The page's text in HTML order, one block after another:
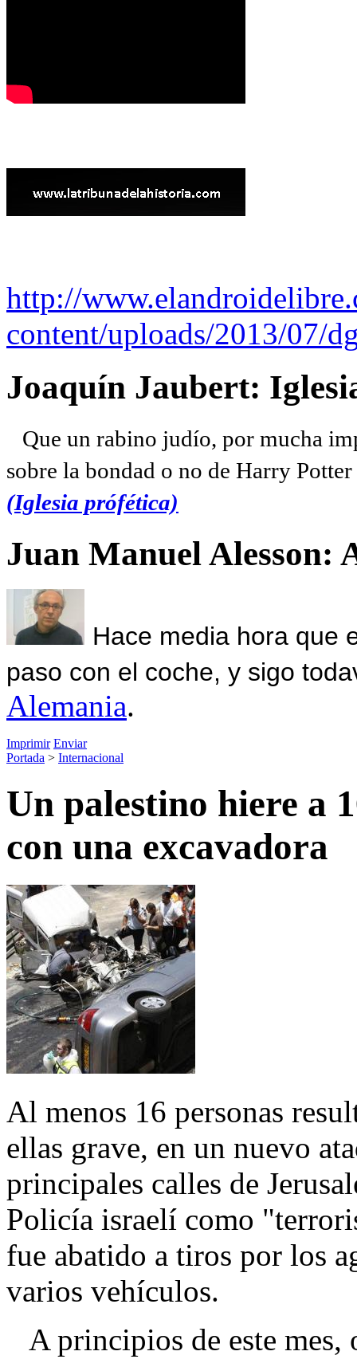
http://
content/uploads/2013/07/
Joaquín Jaubert:
Que un rabino judío, por mucha
sobre la bondad o no de Harry
(Iglesia prófética)
Juan Manuel Alesson:
Hace media hora que
paso con el coche, y sigo
Alemania.
Imprimir Enviar
Portada > Internacional
Un palestino hiere a
con una excavadora
Al menos 16 personas
ellas grave, en un nuevo
principales calles de
Policía israelí como
fue abatido a tiros por los
varios vehículos.
A principios de este mes,